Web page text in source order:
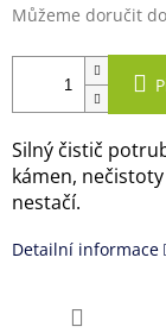
Můžeme doručit
Silný čistič
kámen,
nestačí.
Detailní informace